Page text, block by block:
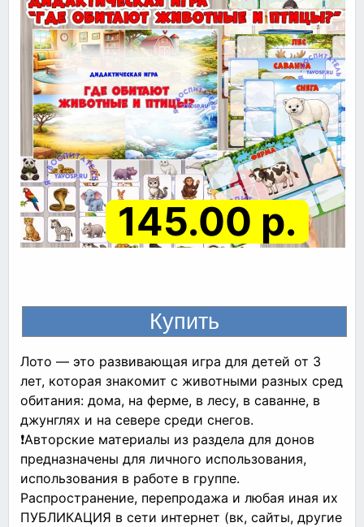
145.00 р.
Лото — это развивающая игра для детей от 3
лет, которая знакомит с животными разных сред
обитания: дома, на ферме, в лесу, в саванне, в
джунглях и на севере среди снегов.
❗Авторские материалы из раздела для донов
предназначены для личного использования,
использования в работе в группе.
Распространение, перепродажа и любая иная их
ПУБЛИКАЦИЯ в сети интернет (вк, сайты, другие